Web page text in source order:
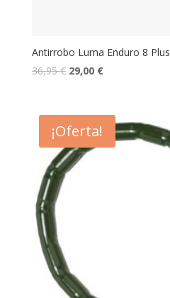
Antirrobo Luma Enduro 8 Plus
36,95€ 29,00 €
¡Oferta!